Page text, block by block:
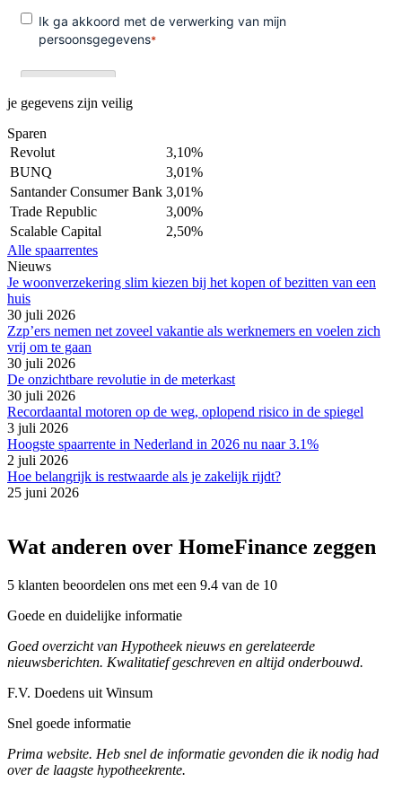
je gegevens zijn veilig
Sparen
Revolut
3,10%
BUNQ
3,01%
Santander Consumer Bank 3,01%
Trade Republic
3,00%
Scalable Capital
2,50%
Alle spaarrentes
Nieuws
Je woonverzekering slim kiezen bij het kopen of bezitten van een
huis
30 juli 2026
Zzp’ers nemen net zoveel vakantie als werknemers en voelen zich
vrij om te gaan
30 juli 2026
De onzichtbare revolutie in de meterkast
30 juli 2026
Recordaantal motoren op de weg, oplopend risico in de spiegel
3 juli 2026
Hoogste spaarrente in Nederland in 2026 nu naar 3.1%
2 juli 2026
Hoe belangrijk is restwaarde als je zakelijk rijdt?
25 juni 2026
Wat anderen over HomeFinance zeggen
5 klanten beoordelen ons met een 9.4 van de 10
Goede en duidelijke informatie
Goed overzicht van Hypotheek nieuws en gerelateerde
nieuwsberichten. Kwalitatief geschreven en altijd onderbouwd.
F.V. Doedens uit Winsum
Snel goede informatie
Prima website. Heb snel de informatie gevonden die ik nodig had
over de laagste hypotheekrente.